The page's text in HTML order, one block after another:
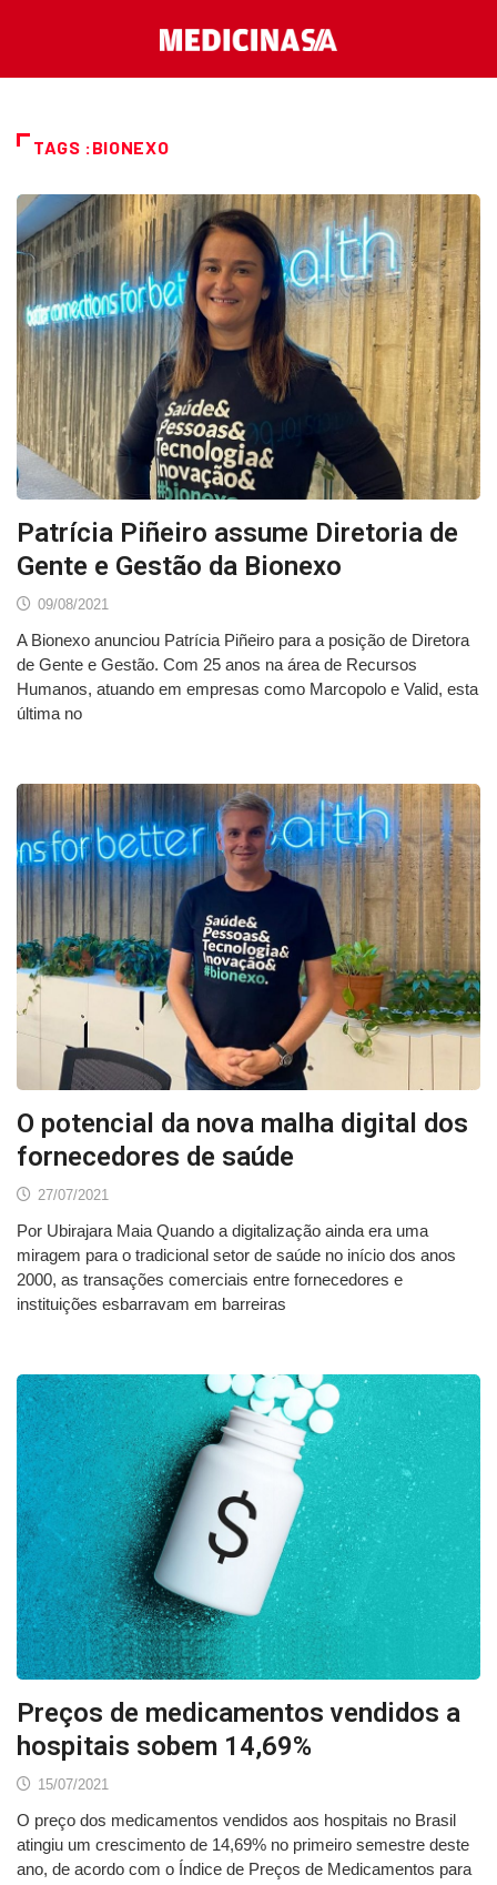
TAGS :BIONEXO
Patrícia Piñeiro assume Diretoria de
Gente e Gestão da Bionexo
09/08/2021
A Bionexo anunciou Patrícia Piñeiro para a posição de Diretora
de Gente e Gestão. Com 25 anos na área de Recursos
Humanos, atuando em empresas como Marcopolo e Valid, esta
última no
O potencial da nova malha digital dos
fornecedores de saúde
27/07/2021
Por Ubirajara Maia Quando a digitalização ainda era uma
miragem para o tradicional setor de saúde no início dos anos
2000, as transações comerciais entre fornecedores e
instituições esbarravam em barreiras
Preços de medicamentos vendidos a
hospitais sobem 14,69%
15/07/2021
O preço dos medicamentos vendidos aos hospitais no Brasil
atingiu um crescimento de 14,69% no primeiro semestre deste
ano, de acordo com o Índice de Preços de Medicamentos para